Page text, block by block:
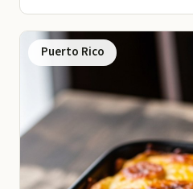
Puerto Rico